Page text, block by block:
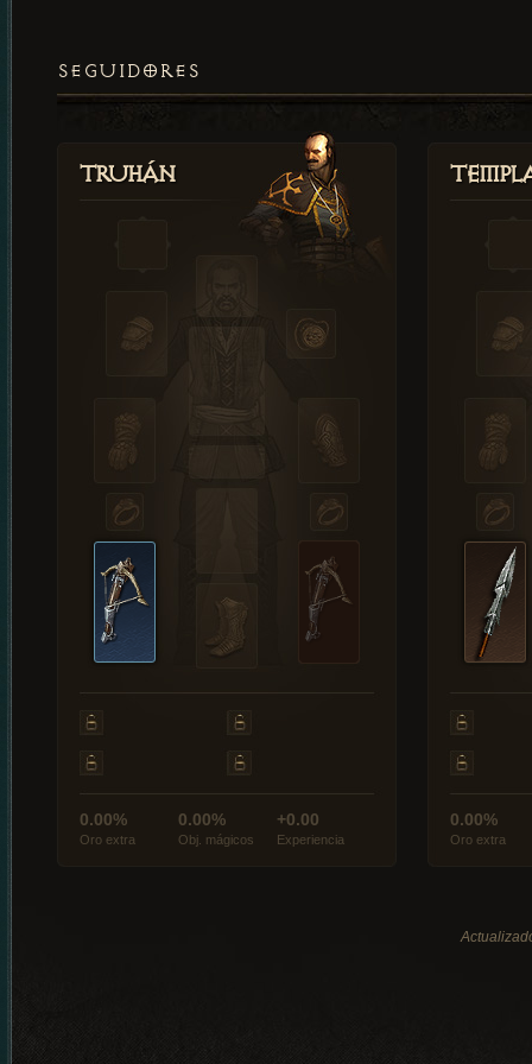
SEGUIDORES
Truhán
0.00%
Oro extra
0.00%
Obj. mágicos
+0.00
Experiencia
0.00%
Oro extra